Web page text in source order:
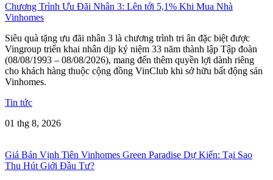
Chương Trình Ưu Đãi Nhân 3: Lên tới 5,1% Khi Mua Nhà
Vinhomes
Siêu quà tặng ưu đãi nhân 3 là chương trình tri ân đặc biệt được
Vingroup triển khai nhân dịp kỷ niệm 33 năm thành lập Tập đoàn
(08/08/1993 – 08/08/2026), mang đến thêm quyền lợi dành riêng
cho khách hàng thuộc cộng đồng VinClub khi sở hữu bất động sản
Vinhomes.
Tin tức
01 thg 8, 2026
Giá Bán Vịnh Tiên Vinhomes Green Paradise Dự Kiến: Tại Sao
Thu Hút Giới Đầu Tư?